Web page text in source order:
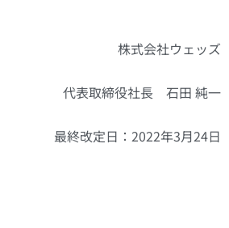
株式会社ウェッズ
代表取締役社長 石田 純一
最終改定日：2022年3月24日